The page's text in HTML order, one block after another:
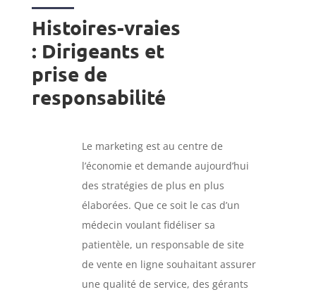
Histoires-vraies
: Dirigeants et
prise de
responsabilité
Le marketing est au centre de
l’économie et demande aujourd’hui
des stratégies de plus en plus
élaborées. Que ce soit le cas d’un
médecin voulant fidéliser sa
patientèle, un responsable de site
de vente en ligne souhaitant assurer
une qualité de service, des gérants